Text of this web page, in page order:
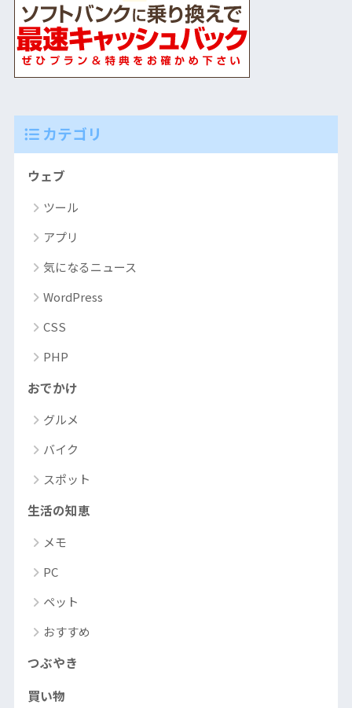
カテゴリ
ウェブ
ツール
アプリ
気になるニュース
WordPress
CSS
PHP
おでかけ
グルメ
バイク
スポット
生活の知恵
メモ
PC
ペット
おすすめ
つぶやき
買い物